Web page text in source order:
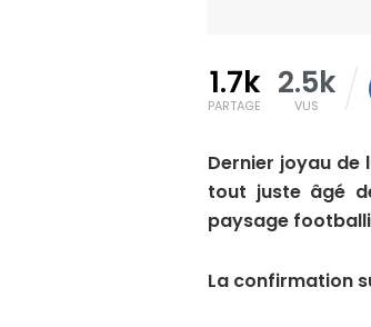
1.7k
PARTAGE
2.5k
VUS
Dernier joyau de
tout juste âgé
paysage
La confirmation